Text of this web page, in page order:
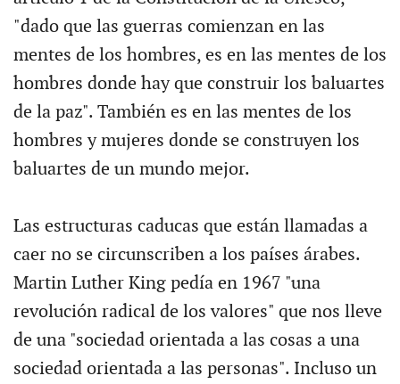
"dado que las guerras comienzan en las
mentes de los hombres, es en las mentes de los
hombres donde hay que construir los baluartes
de la paz". También es en las mentes de los
hombres y mujeres donde se construyen los
baluartes de un mundo mejor.
Las estructuras caducas que están llamadas a
caer no se circunscriben a los países árabes.
Martin Luther King pedía en 1967 "una
revolución radical de los valores" que nos lleve
de una "sociedad orientada a las cosas a una
sociedad orientada a las personas". Incluso un